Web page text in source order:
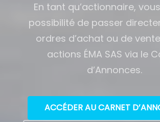
En tant qu’actionnaire,
possibilité de passer
ordres d’achat ou de
actions ÉMA SAS via le
d’Annonces.
ACCÉDER AU CARNET